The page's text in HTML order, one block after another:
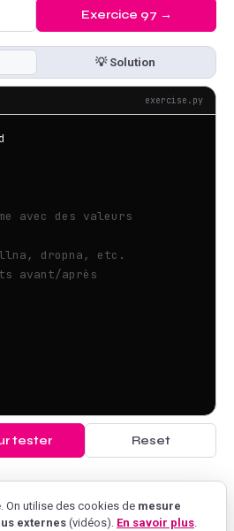
Exercice 97 →
💡 Solution
exercise.py
avec des valeurs
dropna, etc.
avant/après
tester Reset
On utilise des cookies de mesure
externes(vidéos). En savoir plus.